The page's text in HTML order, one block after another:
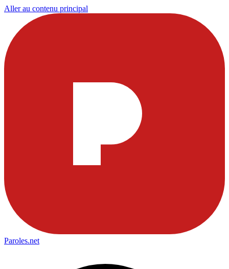
Aller au contenu principal
Paroles.net